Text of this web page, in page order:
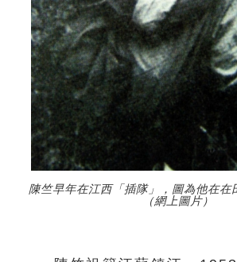
陳竺早年在江西「插隊」，圖為他在在
（網上圖片）